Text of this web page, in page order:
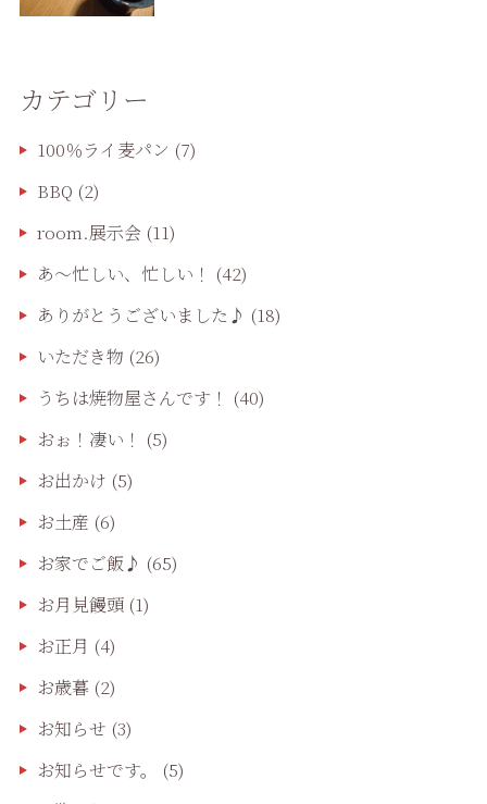
カテゴリー
100％ライ麦パン (7)
BBQ (2)
room.展示会(11)
あ〜忙しい、忙しい！ (42)
ありがとうございました♪ (18)
いただき物 (26)
うちは焼物屋さんです！ (40)
おぉ！凄い！ (5)
お出かけ (5)
お土産 (6)
お家でご飯♪ (65)
お月見饅頭(1)
お正月 (4)
お歳暮 (2)
お知らせ (3)
お知らせです。
(5)